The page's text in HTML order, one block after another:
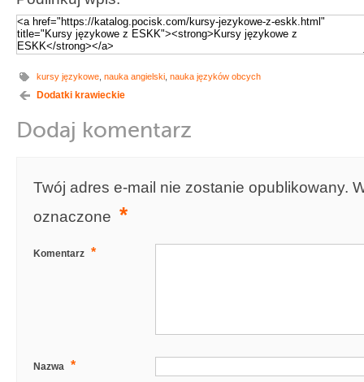
kursy językowe nauka angielski nauka języków obcych
Dodatki krawieckie
Dodaj komentarz
Twój adres e-mail nie zostanie opublikowany.
oznaczone *
Komentarz *
Nazwa *